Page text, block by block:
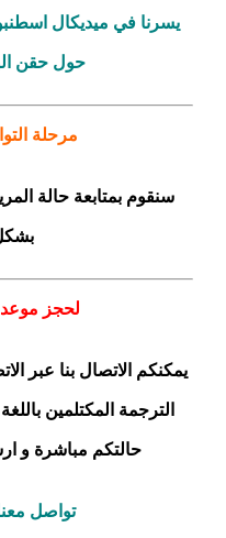
يسرنا في ميديكال
حول حقن
مرحلة
سنقوم بمتابعة حالة
لحجز
يمكنكم الاتصال بنا عبر
الترجمة المكتلمين
حالتكم مباشرة و
تواصل